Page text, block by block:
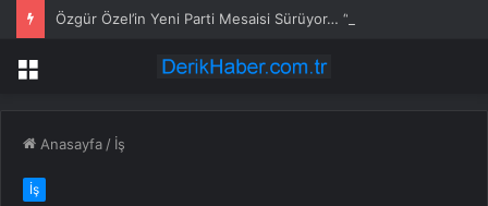
Menü
Anasayfa / İş
İş